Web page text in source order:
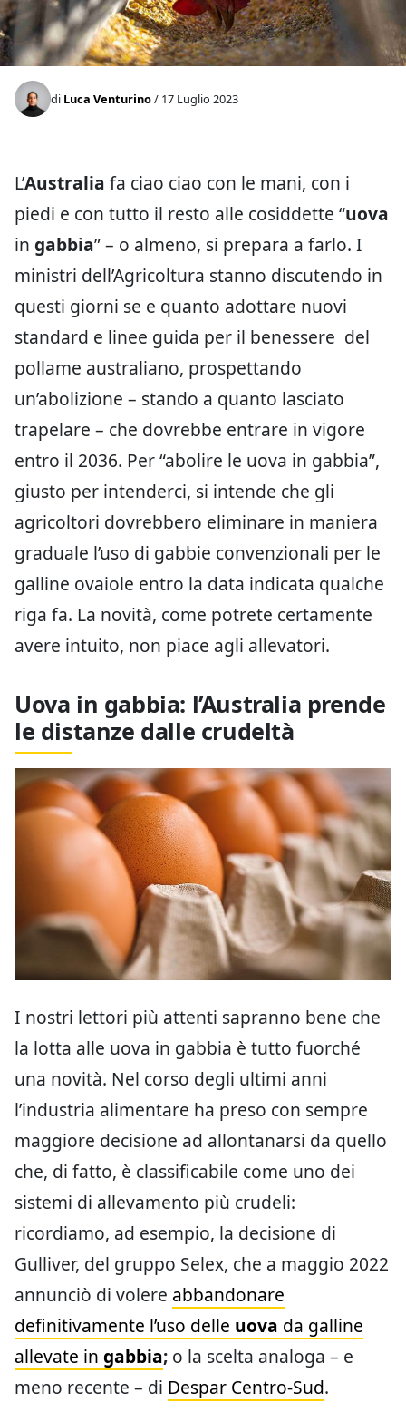
di Luca Venturino/ 17 Luglio 2023
L’Australia fa ciao ciao con le mani, con i
piedi e con tutto il resto alle cosiddette “uova
in gabbia” – o almeno, si prepara a farlo. I
ministri dell’Agricoltura stanno discutendo in
questi giorni se e quanto adottare nuovi
standard e linee guida per il benessere del
pollame australiano, prospettando
un’abolizione – stando a quanto lasciato
trapelare – che dovrebbe entrare in vigore
entro il 2036. Per “abolire le uova in gabbia”,
giusto per intenderci, si intende che gli
agricoltori dovrebbero eliminare in maniera
graduale l’uso di gabbie convenzionali per le
galline ovaiole entro la data indicata qualche
riga fa. La novità, come potrete certamente
avere intuito, non piace agli allevatori.
Uova in gabbia: l’Australia prende
le distanze dalle crudeltà
I nostri lettori più attenti sapranno bene che
la lotta alle uova in gabbia è tutto fuorché
una novità. Nel corso degli ultimi anni
l’industria alimentare ha preso con sempre
maggiore decisione ad allontanarsi da quello
che, di fatto, è classificabile come uno dei
sistemi di allevamento più crudeli:
ricordiamo, ad esempio, la decisione di
Gulliver, del gruppo Selex, che a maggio 2022
annunciò di volere abbandonare
definitivamente l’uso delle uova da galline
allevate in gabbia; o la scelta analoga – e
meno recente – di Despar Centro-Sud.